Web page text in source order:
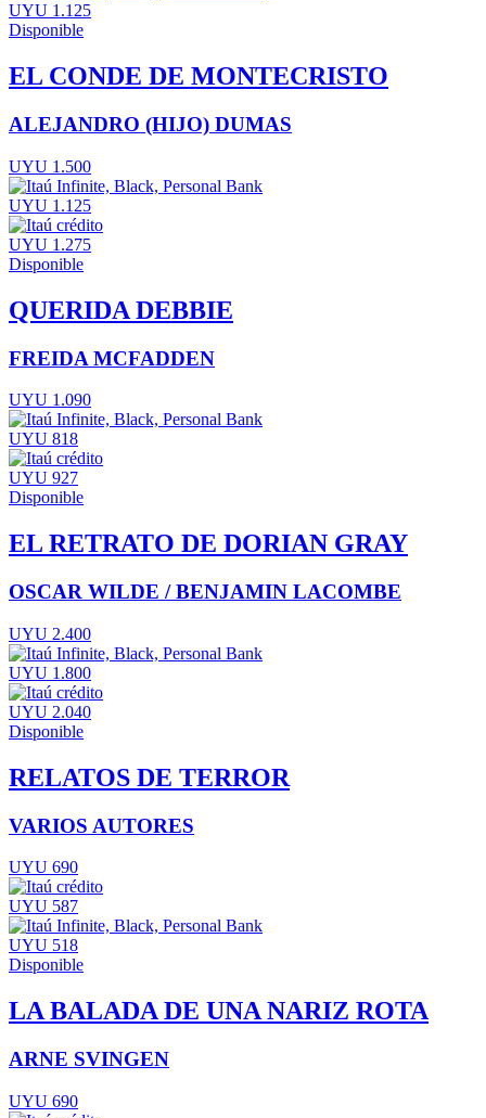
UYU 1.125
Disponible
EL CONDE DE MONTECRISTO
ALEJANDRO (HIJO) DUMAS
UYU 1.500
UYU 1.125
UYU 1.275
Disponible
QUERIDA DEBBIE
FREIDA MCFADDEN
UYU 1.090
UYU 818
UYU 927
Disponible
EL RETRATO DE DORIAN GRAY
OSCAR WILDE / BENJAMIN LACOMBE
UYU 2.400
UYU 1.800
UYU 2.040
Disponible
RELATOS DE TERROR
VARIOS AUTORES
UYU 690
UYU 587
UYU 518
Disponible
LA BALADA DE UNA NARIZ ROTA
ARNE SVINGEN
UYU 690